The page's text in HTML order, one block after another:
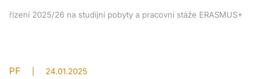
řízení 2025/26 na studijní pobyty a pracovní stáže ERASMUS+
PF 24.01.2025